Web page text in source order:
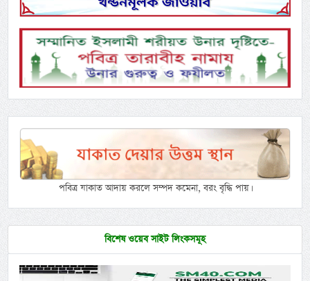
পবিত্র যাকাত আদায় করলে সম্পদ কমেনা, বরং বৃদ্ধি পায়।
বিশেষ ওয়েব সাইট লিংকসমূহ